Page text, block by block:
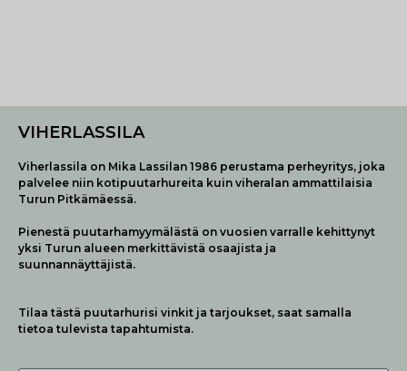
VIHERLASSILA
Viherlassila on Mika Lassilan 1986 perustama perheyritys, joka
palvelee niin kotipuutarhureita kuin viheralan ammattilaisia
Turun Pitkämäessä.
Pienestä puutarhamyymälästä on vuosien varralle kehittynyt
yksi Turun alueen merkittävistä osaajista ja
suunnannäyttäjistä.
Tilaa tästä puutarhurisi vinkit ja tarjoukset, saat samalla
tietoa tulevista tapahtumista.